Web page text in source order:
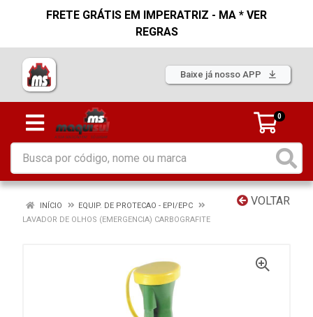
FRETE GRÁTIS EM IMPERATRIZ - MA * VER
REGRAS
Baixe já nosso APP
0
VOLTAR
INÍCIO
EQUIP. DE PROTECAO - EPI/EPC
LAVADOR DE OLHOS (EMERGENCIA) CARBOGRAFITE